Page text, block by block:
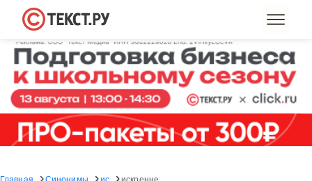
Главная Синонимы ис искренне